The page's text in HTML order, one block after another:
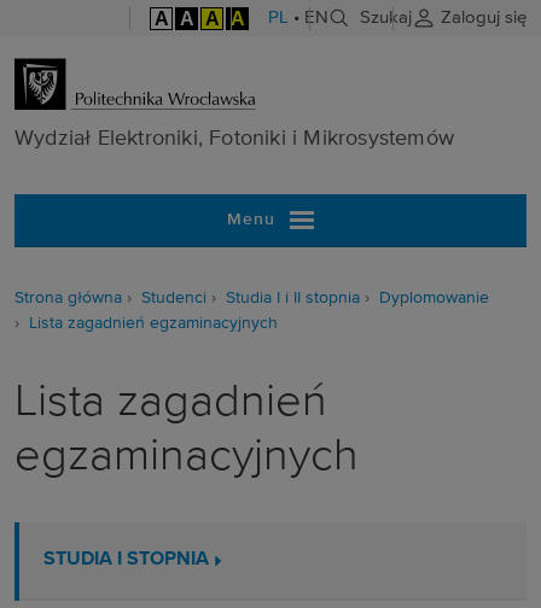
A A A A PL • EN Szukaj Zaloguj się
Wydział
Wydział Elektroniki, Fotoniki i Mikrosystemów
Menu
Strona główna Studenci Studia I i II stopnia
Dyplomowanie
Lista zagadnień egzaminacyjnych
Lista zagadnień
egzaminacyjnych
STUDIA I STOPNIA